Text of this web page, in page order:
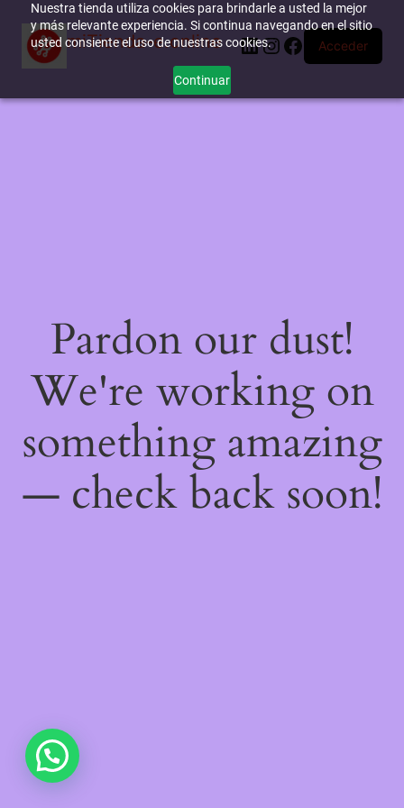
Nuestra tienda utiliza cookies para brindarle a usted la mejor
y más relevante experiencia. Si continua navegando en el sitio
usted consiente el uso de nuestras cookies.
Continuar
miTienda-e.online LinkedIn
Instagram
Facebook
Acceder
Pardon our dust!
We're working on
something amazing
— check back soon!